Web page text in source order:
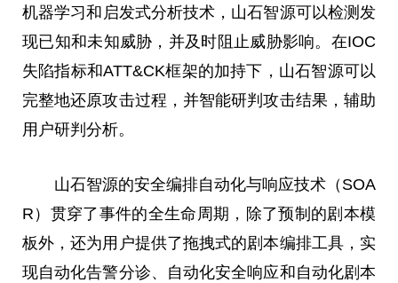
机器学习和启发式分析技术，山石智源可以检测发
现已知和未知威胁，并及时阻止威胁影响。在IOC
失陷指标和ATT&CK框架的加持下，山石智源可以
完整地还原攻击过程，并智能研判攻击结果，辅助
用户研判分析。
山石智源的安全编排自动化与响应技术（SOA
R）贯穿了事件的全生命周期，除了预制的剧本模
板外，还为用户提供了拖拽式的剧本编排工具，实
现自动化告警分诊、自动化安全响应和自动化剧本